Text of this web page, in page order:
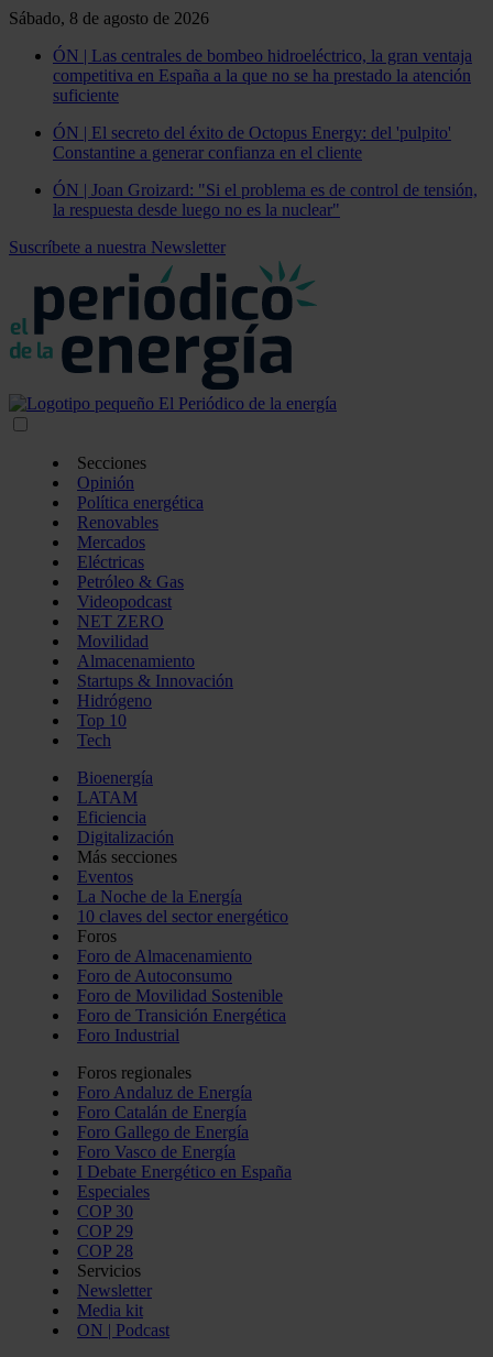
Sábado, 8 de agosto de 2026
ÓN | Las centrales de bombeo hidroeléctrico, la gran ventaja
competitiva en España a la que no se ha prestado la atención
suficiente
ÓN | El secreto del éxito de Octopus Energy: del 'pulpito'
Constantine a generar confianza en el cliente
ÓN | Joan Groizard: "Si el problema es de control de tensión,
la respuesta desde luego no es la nuclear"
Suscríbete a nuestra Newsletter
Secciones
Opinión
Política energética
Renovables
Mercados
Eléctricas
Petróleo & Gas
Videopodcast
NET ZERO
Movilidad
Almacenamiento
Startups & Innovación
Hidrógeno
Top 10
Tech
Bioenergía
LATAM
Eficiencia
Digitalización
Más secciones
Eventos
La Noche de la Energía
10 claves del sector energético
Foros
Foro de Almacenamiento
Foro de Autoconsumo
Foro de Movilidad Sostenible
Foro de Transición Energética
Foro Industrial
Foros regionales
Foro Andaluz de Energía
Foro Catalán de Energía
Foro Gallego de Energía
Foro Vasco de Energía
I Debate Energético en España
Especiales
COP 30
COP 29
COP 28
Servicios
Newsletter
Media kit
ON | Podcast